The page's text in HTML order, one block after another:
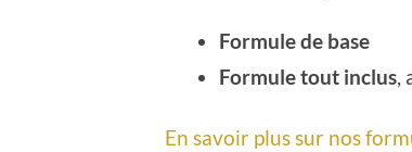
Formule de base
Formule tout inclus,
En savoir plus sur nos